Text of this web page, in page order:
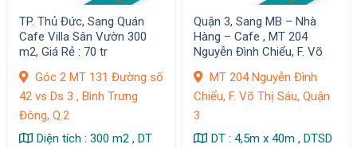
TP. Thủ Đức, Sang Quán
Cafe Villa Sân Vườn 300
m2, Giá Rẻ : 70 tr
Góc 2 MT 131 Đường số
42 vs Ds 3 , Bình Trưng
Đông, Q.2
Diện tích : 300 m2 , DT
Quận 3, Sang MB – Nhà
Hàng – Cafe , MT 204
Nguyễn Đình Chiểu, F. Võ
MT 204 Nguyễn Đình
Chiểu, F. Võ Thị Sáu, Quận
3
DT : 4,5m x 40m , DTSD